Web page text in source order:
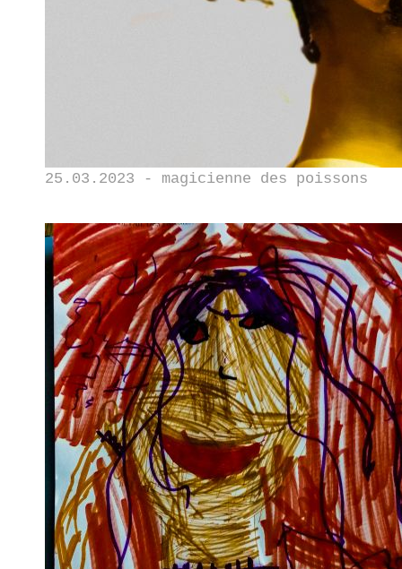
25.03.2023 - magicienne des poissons